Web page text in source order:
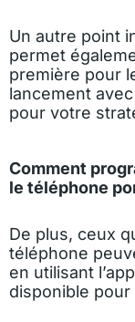
Un autre point
permet
première pour
lancement
pour votre
Comment
le téléphone
De plus, ceux
téléphone
en utilisant
disponible pour